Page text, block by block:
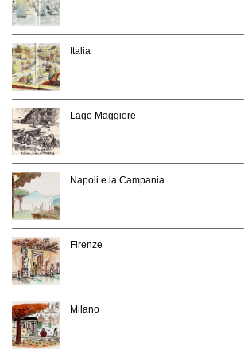
Italia
Lago Maggiore
Napoli e la Campania
Firenze
Milano